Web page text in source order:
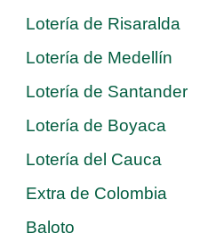
Lotería de Risaralda
Lotería de Medellín
Lotería de Santander
Lotería de Boyaca
Lotería del Cauca
Extra de Colombia
Baloto